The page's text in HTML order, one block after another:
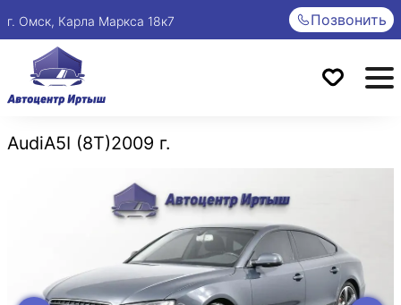
г. Омск, Карла Маркса 18к7 Позвонить
AudiA5I (8T)2009 г.